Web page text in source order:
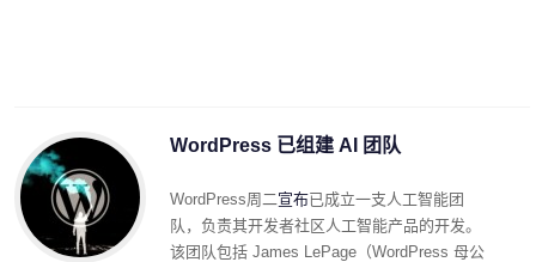
WordPress 已组建 AI 团队
WordPress周二宣布已成立一支人工智能团
队，负责其开发者社区人工智能产品的开发。
该团队包括 James LePage（WordPress 母公